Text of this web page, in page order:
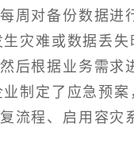
周对备份数据进
灾难或数据丢
后根据业务需求
制定了应急预
流程、启用容灾